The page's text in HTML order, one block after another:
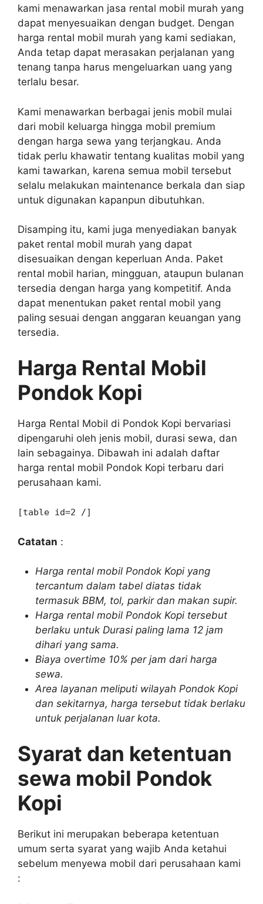
kami menawarkan jasa rental mobil murah yang
dapat menyesuaikan dengan budget. Dengan
harga rental mobil murah yang kami sediakan,
Anda tetap dapat merasakan perjalanan yang
tenang tanpa harus mengeluarkan uang yang
terlalu besar.
Kami menawarkan berbagai jenis mobil mulai
dari mobil keluarga hingga mobil premium
dengan harga sewa yang terjangkau. Anda
tidak perlu khawatir tentang kualitas mobil yang
kami tawarkan, karena semua mobil tersebut
selalu melakukan maintenance berkala dan siap
untuk digunakan kapanpun dibutuhkan.
Disamping itu, kami juga menyediakan banyak
paket rental mobil murah yang dapat
disesuaikan dengan keperluan Anda. Paket
rental mobil harian, mingguan, ataupun bulanan
tersedia dengan harga yang kompetitif. Anda
dapat menentukan paket rental mobil yang
paling sesuai dengan anggaran keuangan yang
tersedia.
Harga Rental Mobil
Pondok Kopi
Harga Rental Mobil di Pondok Kopi bervariasi
dipengaruhi oleh jenis mobil, durasi sewa, dan
lain sebagainya. Dibawah ini adalah daftar
harga rental mobil Pondok Kopi terbaru dari
perusahaan kami.
[table id=2 /]
Catatan :
Harga rental mobil Pondok Kopi yang
tercantum dalam tabel diatas tidak
termasuk BBM, tol, parkir dan makan supir.
Harga rental mobil Pondok Kopi tersebut
berlaku untuk Durasi paling lama 12 jam
dihari yang sama.
Biaya overtime 10% per jam dari harga
sewa.
Area layanan meliputi wilayah Pondok Kopi
dan sekitarnya, harga tersebut tidak berlaku
untuk perjalanan luar kota.
Syarat dan ketentuan
sewa mobil Pondok
Kopi
Berikut ini merupakan beberapa ketentuan
umum serta syarat yang wajib Anda ketahui
sebelum menyewa mobil dari perusahaan kami
: